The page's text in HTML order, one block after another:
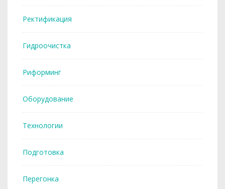
Ректификация
Гидроочистка
Риформинг
Оборудование
Технологии
Подготовка
Перегонка